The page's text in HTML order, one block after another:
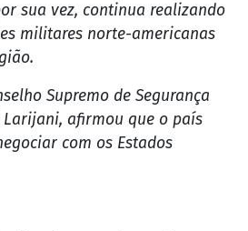
sua vez, continua realizando
militares norte-americanas
Supremo de Segurança
afirmou que o país
com os Estados